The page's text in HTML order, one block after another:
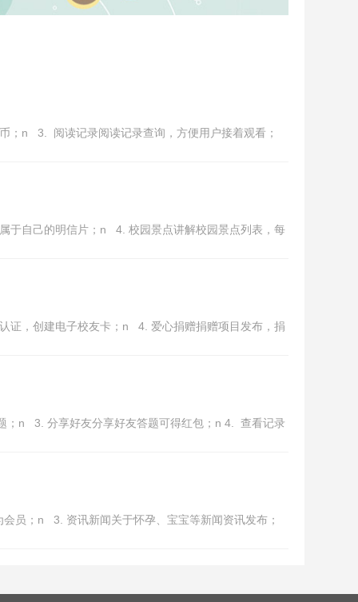
；n 3. 阅读记录阅读记录查询，方便用户接着观看；
于自己的明信片；n 4. 校园景点讲解校园景点列表，每
，创建电子校友卡；n 4. 爱心捐赠捐赠项目发布，捐
；n 3. 分享好友分享好友答题可得红包；n 4. 查看记录
员；n 3. 资讯新闻关于怀孕、宝宝等新闻资讯发布；